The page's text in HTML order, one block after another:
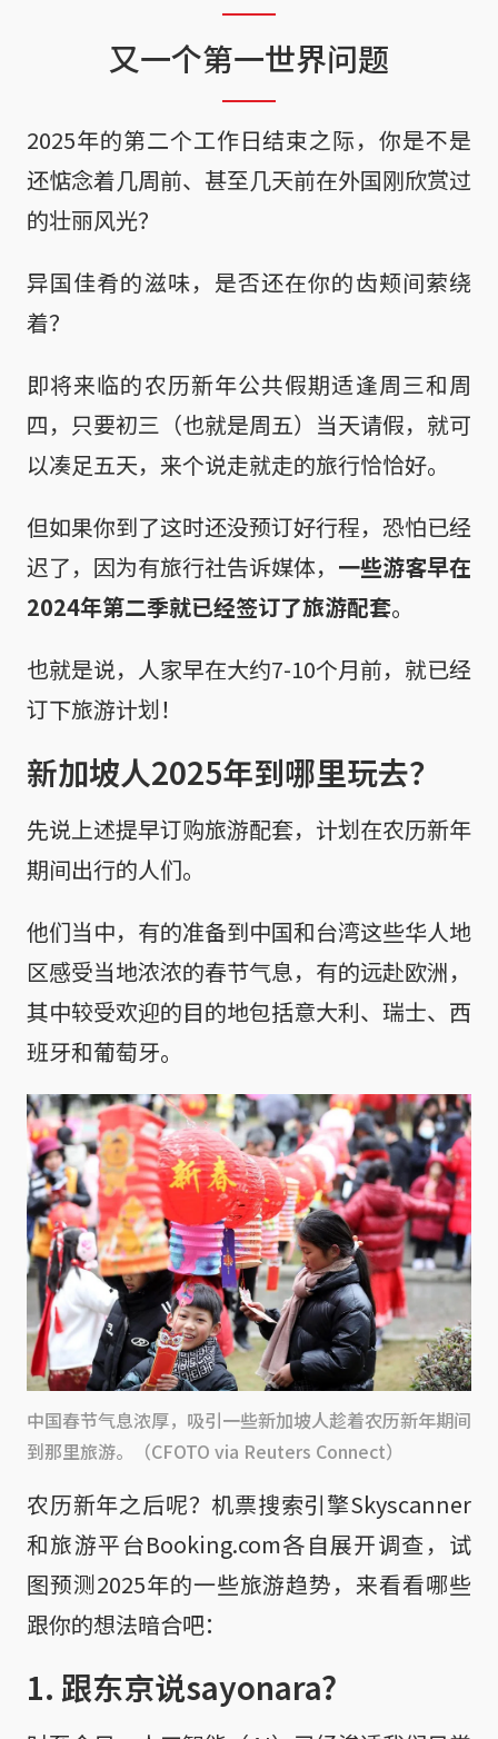
又一个第一世界问题
2025年的第二个工作日结束之际，你是不是
还惦念着几周前、甚至几天前在外国刚欣赏过
的壮丽风光？
异国佳肴的滋味，是否还在你的齿颊间萦绕
着？
即将来临的农历新年公共假期适逢周三和周
四，只要初三（也就是周五）当天请假，就可
以凑足五天，来个说走就走的旅行恰恰好。
但如果你到了这时还没预订好行程，恐怕已经
迟了，因为有旅行社告诉媒体， 一些游客早在
2024年第二季就已经签订了旅游配套。
也就是说，人家早在大约7-10个月前，就已经
订下旅游计划！
新加坡人2025年到哪里玩去？
先说上述提早订购旅游配套，计划在农历新年
期间出行的人们。
他们当中，有的准备到中国和台湾这些华人地
区感受当地浓浓的春节气息，有的远赴欧洲，
其中较受欢迎的目的地包括意大利、瑞士、西
班牙和葡萄牙。
中国春节气息浓厚，吸引一些新加坡人趁着农历新年期间
到那里旅游。（CFOTO via Reuters Connect）
农历新年之后呢？机票搜索引擎Skyscanner
和旅游平台Booking.com各自展开调查，试
图预测2025年的一些旅游趋势，来看看哪些
跟你的想法暗合吧：
1. 跟东京说sayonara?